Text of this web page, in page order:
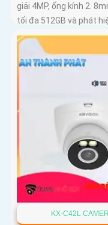
giải 4MP, ống kính 2.
tối đa 512GB và phát
biệt người, phương tiện
KX-C42L